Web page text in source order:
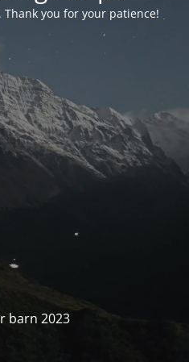
you for your patience!
barn 2023